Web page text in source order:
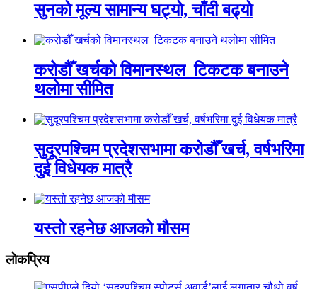
सुनको मूल्य सामान्य घट्यो, चाँदी बढ्यो
करोडौँ खर्चको विमानस्थल टिकटक बनाउने
थलोमा सीमित
सुदूरपश्चिम प्रदेशसभामा करोडौँ खर्च, वर्षभरिमा
दुई विधेयक मात्रै
यस्तो रहनेछ आजको मौसम
लाेकप्रिय